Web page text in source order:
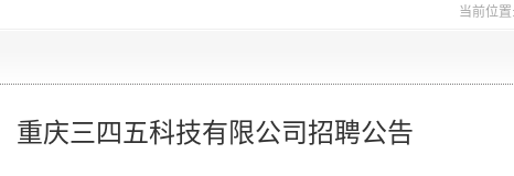
当前位置:
重庆三四五科技有限公司招聘公告